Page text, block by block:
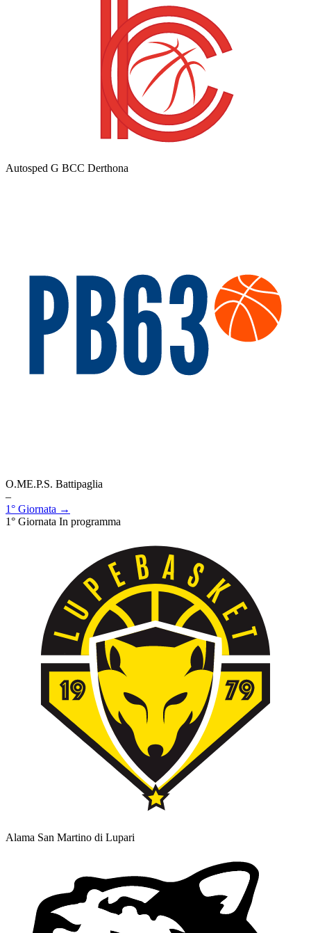
Autosped G BCC Derthona
O.ME.P.S. Battipaglia
–
1° Giornata →
1° Giornata In programma
Alama San Martino di Lupari